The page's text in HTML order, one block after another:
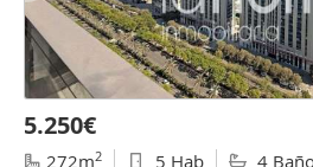
5.250€
272m2 5 Hab 4